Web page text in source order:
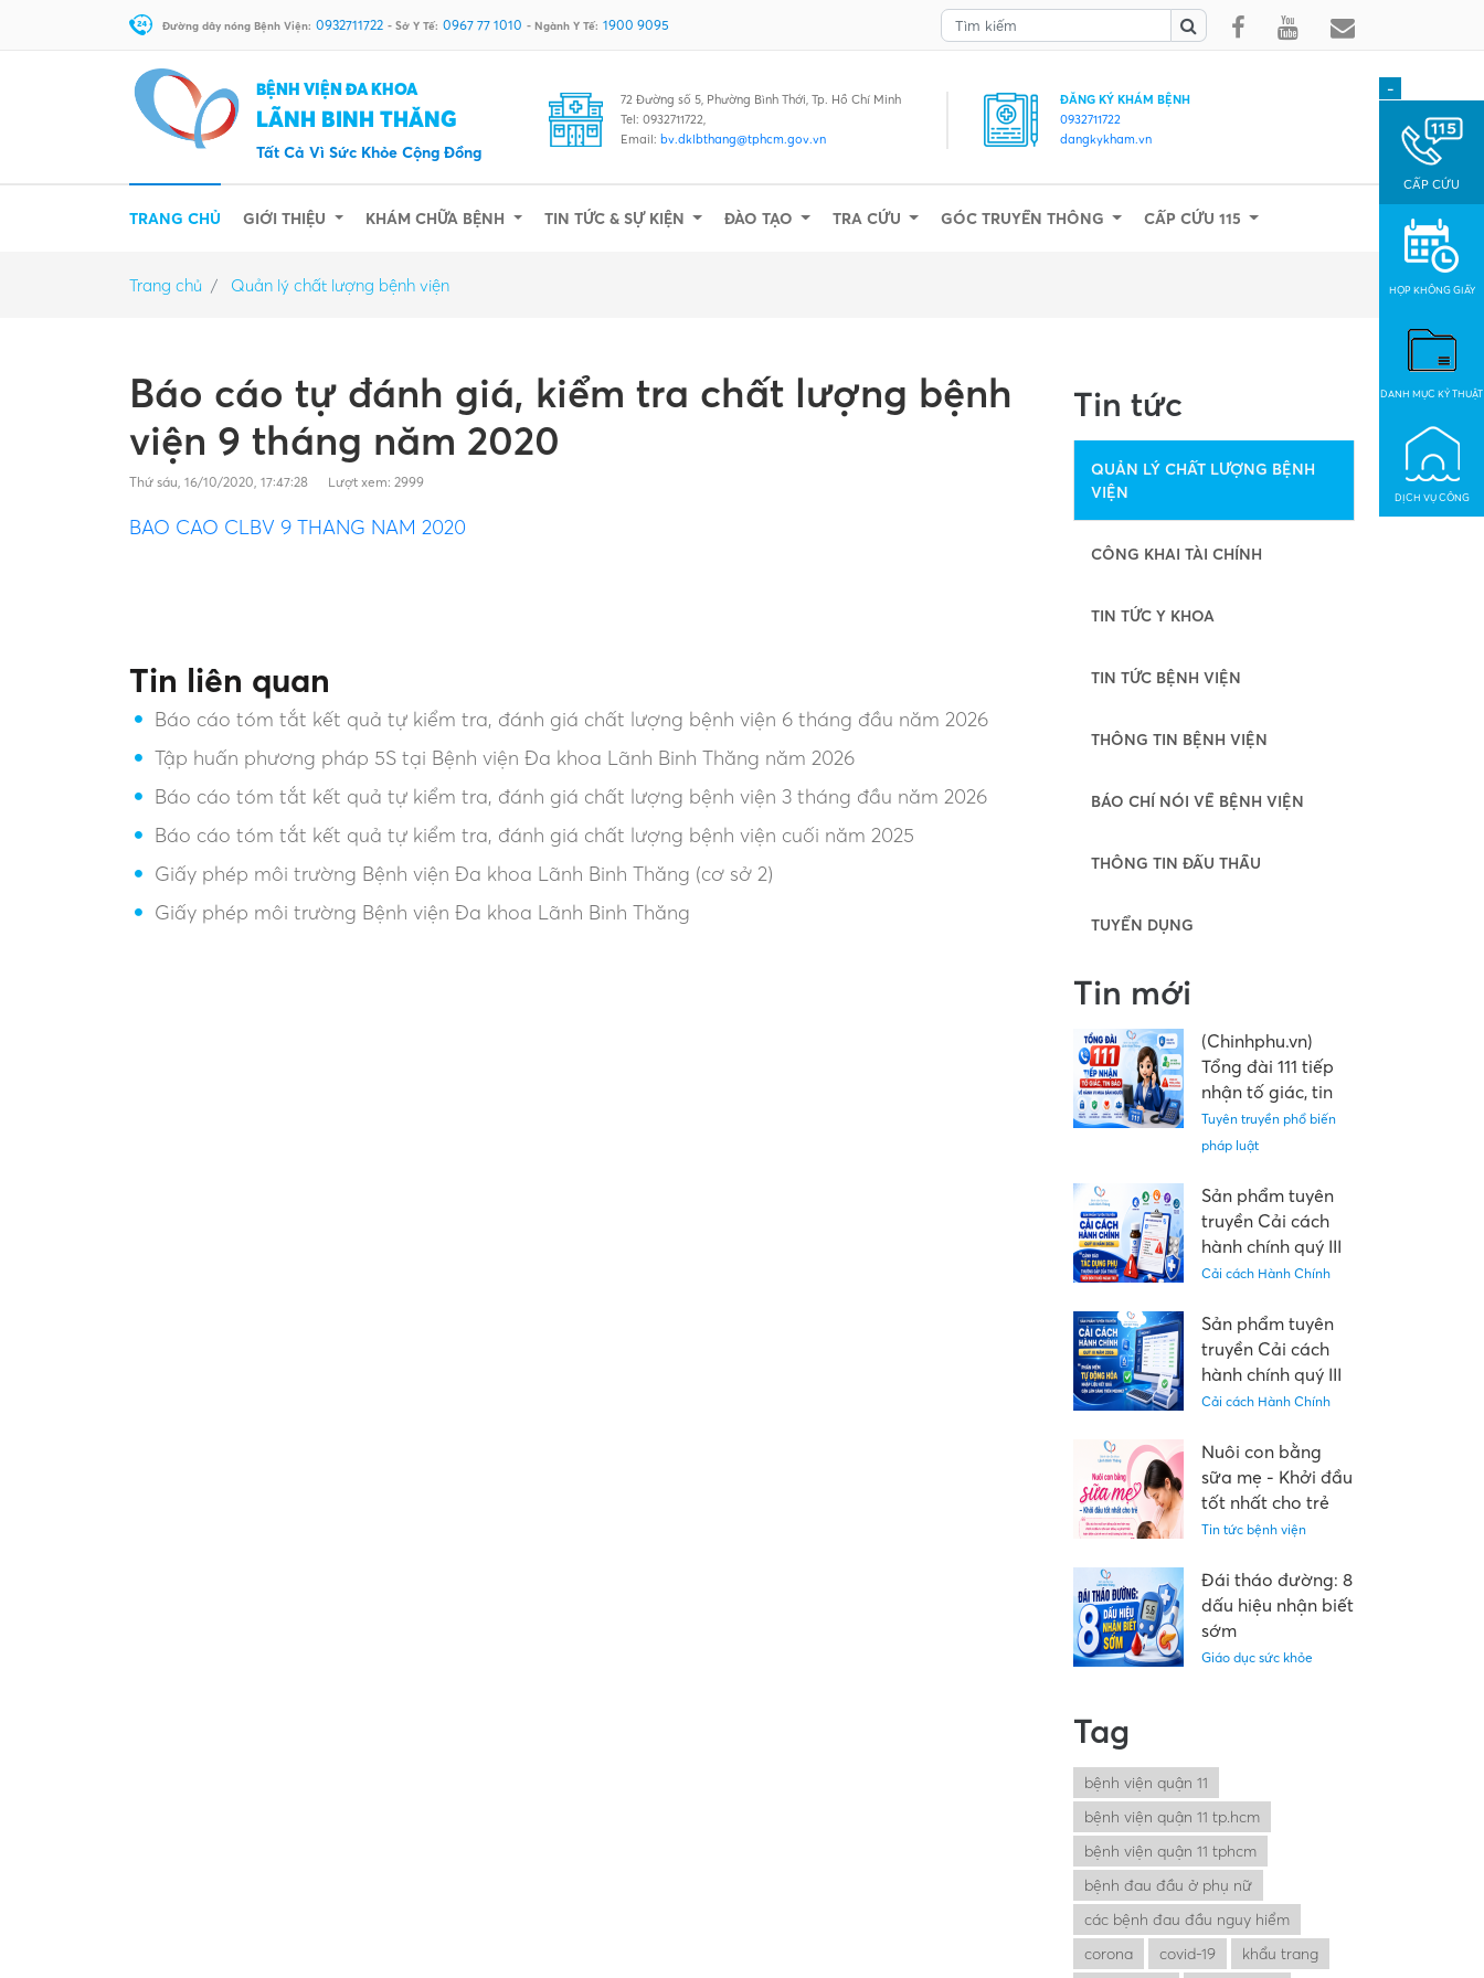
Đường dây nóng Bệnh Viện: 0932711722 - Sở Y Tế: 0967 77 1010 - Ngành Y Tế: 1900 9095
BỆNH VIỆN ĐA KHOA
LÃNH BINH THĂNG
Tất Cả Vì Sức Khỏe Cộng Đồng
72 Đường số 5, Phường Bình Thới, Tp. Hồ Chí Minh
Tel: 0932711722,
Email: bv.dklbthang@tphcm.gov.vn
ĐĂNG KÝ KHÁM BỆNH
0932711722
dangkykham.vn
TRANG CHỦ (CURRENT)
GIỚI THIỆU KHÁM CHỮA BỆNH TIN TỨC & SỰ KIỆN ĐÀO TẠO TRA CỨU GÓC TRUYỀN THÔNG CẤP CỨU 115
Trang chủ Quản lý chất lượng bệnh viện
Báo cáo tự đánh giá, kiểm tra chất lượng bệnh
viện 9 tháng năm 2020
Thứ sáu, 16/10/2020, 17:47:28 Lượt xem: 2999
BAO CAO CLBV 9 THANG NAM 2020
Tin liên quan
Báo cáo tóm tắt kết quả tự kiểm tra, đánh giá chất lượng bệnh viện 6 tháng đầu năm 2026
Tập huấn phương pháp 5S tại Bệnh viện Đa khoa Lãnh Binh Thăng năm 2026
Báo cáo tóm tắt kết quả tự kiểm tra, đánh giá chất lượng bệnh viện 3 tháng đầu năm 2026
Báo cáo tóm tắt kết quả tự kiểm tra, đánh giá chất lượng bệnh viện cuối năm 2025
Giấy phép môi trường Bệnh viện Đa khoa Lãnh Binh Thăng (cơ sở 2)
Giấy phép môi trường Bệnh viện Đa khoa Lãnh Binh Thăng
Tin tức
QUẢN LÝ CHẤT LƯỢNG BỆNH
VIỆN
CÔNG KHAI TÀI CHÍNH
TIN TỨC Y KHOA
TIN TỨC BỆNH VIỆN
THÔNG TIN BỆNH VIỆN
BÁO CHÍ NÓI VỀ BỆNH VIỆN
THÔNG TIN ĐẤU THẦU
TUYỂN DỤNG
Tin mới
(Chinhphu.vn)
Tổng đài 111 tiếp
nhận tố giác, tin
báo về hành vi
mua bán người
Tuyên truyền phổ biến
pháp luật
Sản phẩm tuyên
truyền Cải cách
hành chính quý III
năm 2026: "Cảnh
thường gặp của
thuốc trên đơn
thuốc ngoại trú"
Cải cách Hành Chính
Sản phẩm tuyên
truyền Cải cách
hành chính quý III
năm 2026: “Phần
nhập liệu kết quả
cận lâm sàng trên
Medinet”
Cải cách Hành Chính
Nuôi con bằng
sữa mẹ - Khởi đầu
tốt nhất cho trẻ
Tin tức bệnh viện
Đái tháo đường: 8
dấu hiệu nhận biết
sớm
Giáo dục sức khỏe
Tag
bệnh viện quận 11
bệnh viện quận 11 tp.hcm
bệnh viện quận 11 tphcm
bệnh đau đầu ở phụ nữ
các bệnh đau đầu nguy hiểm
corona
covid-19 khẩu trang
-
CẤP CỨU
HỌP KHÔNG GIẤY
DANH MỤC KỶ THUẬT
DỊCH VỤ CÔNG